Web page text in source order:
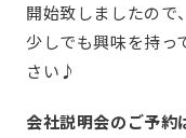
開始致しましたので、
少しでも興味を持っ
さい♪
会社説明会のご予約